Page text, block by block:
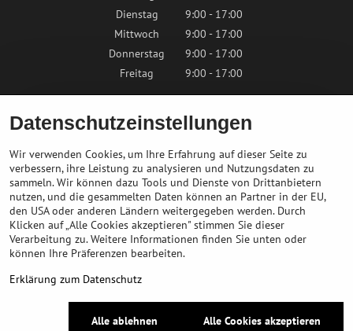
Dienstag
9:00 - 17:00
Mittwoch
9:00 - 17:00
Donnerstag
9:00 - 17:00
Freitag
9:00 - 17:00
Samstag
9:00 - 12:00
Sonntag
Geschlossen
Kontaktieren Sie uns
info@bikepeak.at
+436764858804
©
Urheberrecht
Datenschutzeinstellungen
Wir verwenden Cookies, um Ihre Erfahrung auf dieser Seite zu
verbessern, ihre Leistung zu analysieren und Nutzungsdaten zu
sammeln. Wir können dazu Tools und Dienste von Drittanbietern
nutzen, und die gesammelten Daten können an Partner in der EU,
den USA oder anderen Ländern weitergegeben werden. Durch
Klicken auf „Alle Cookies akzeptieren" stimmen Sie dieser
Verarbeitung zu. Weitere Informationen finden Sie unten oder
können Ihre Präferenzen bearbeiten.
Erklärung zum Datenschutz
Alle Cookies akzeptieren
Alle ablehnen